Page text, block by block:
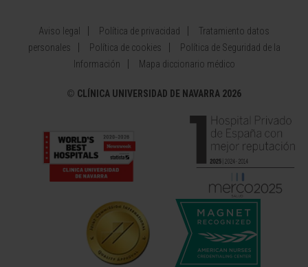
Aviso legal Política de privacidad
Tratamiento datos
personales
Política de cookies
Política de Seguridad de la
Información
Mapa diccionario médico
© CLÍNICA UNIVERSIDAD DE NAVARRA 2026